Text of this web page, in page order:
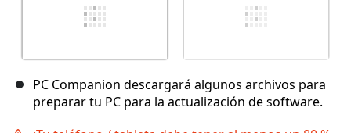
PC Companion descargará algunos archivos para
preparar tu PC para la actualización de software.